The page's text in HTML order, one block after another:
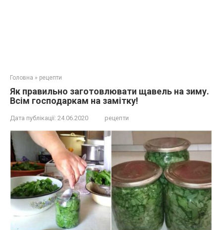
Головна » рецепти
Як правильно заготовлювати щавель на зиму.
Всім господаркам на замітку!
Дата публікації: 24.06.2020 рецепти